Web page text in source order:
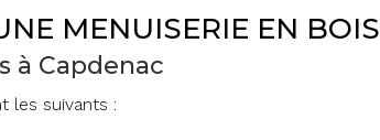
MENUISERIE EN BOIS
à Capdenac
les suivants :